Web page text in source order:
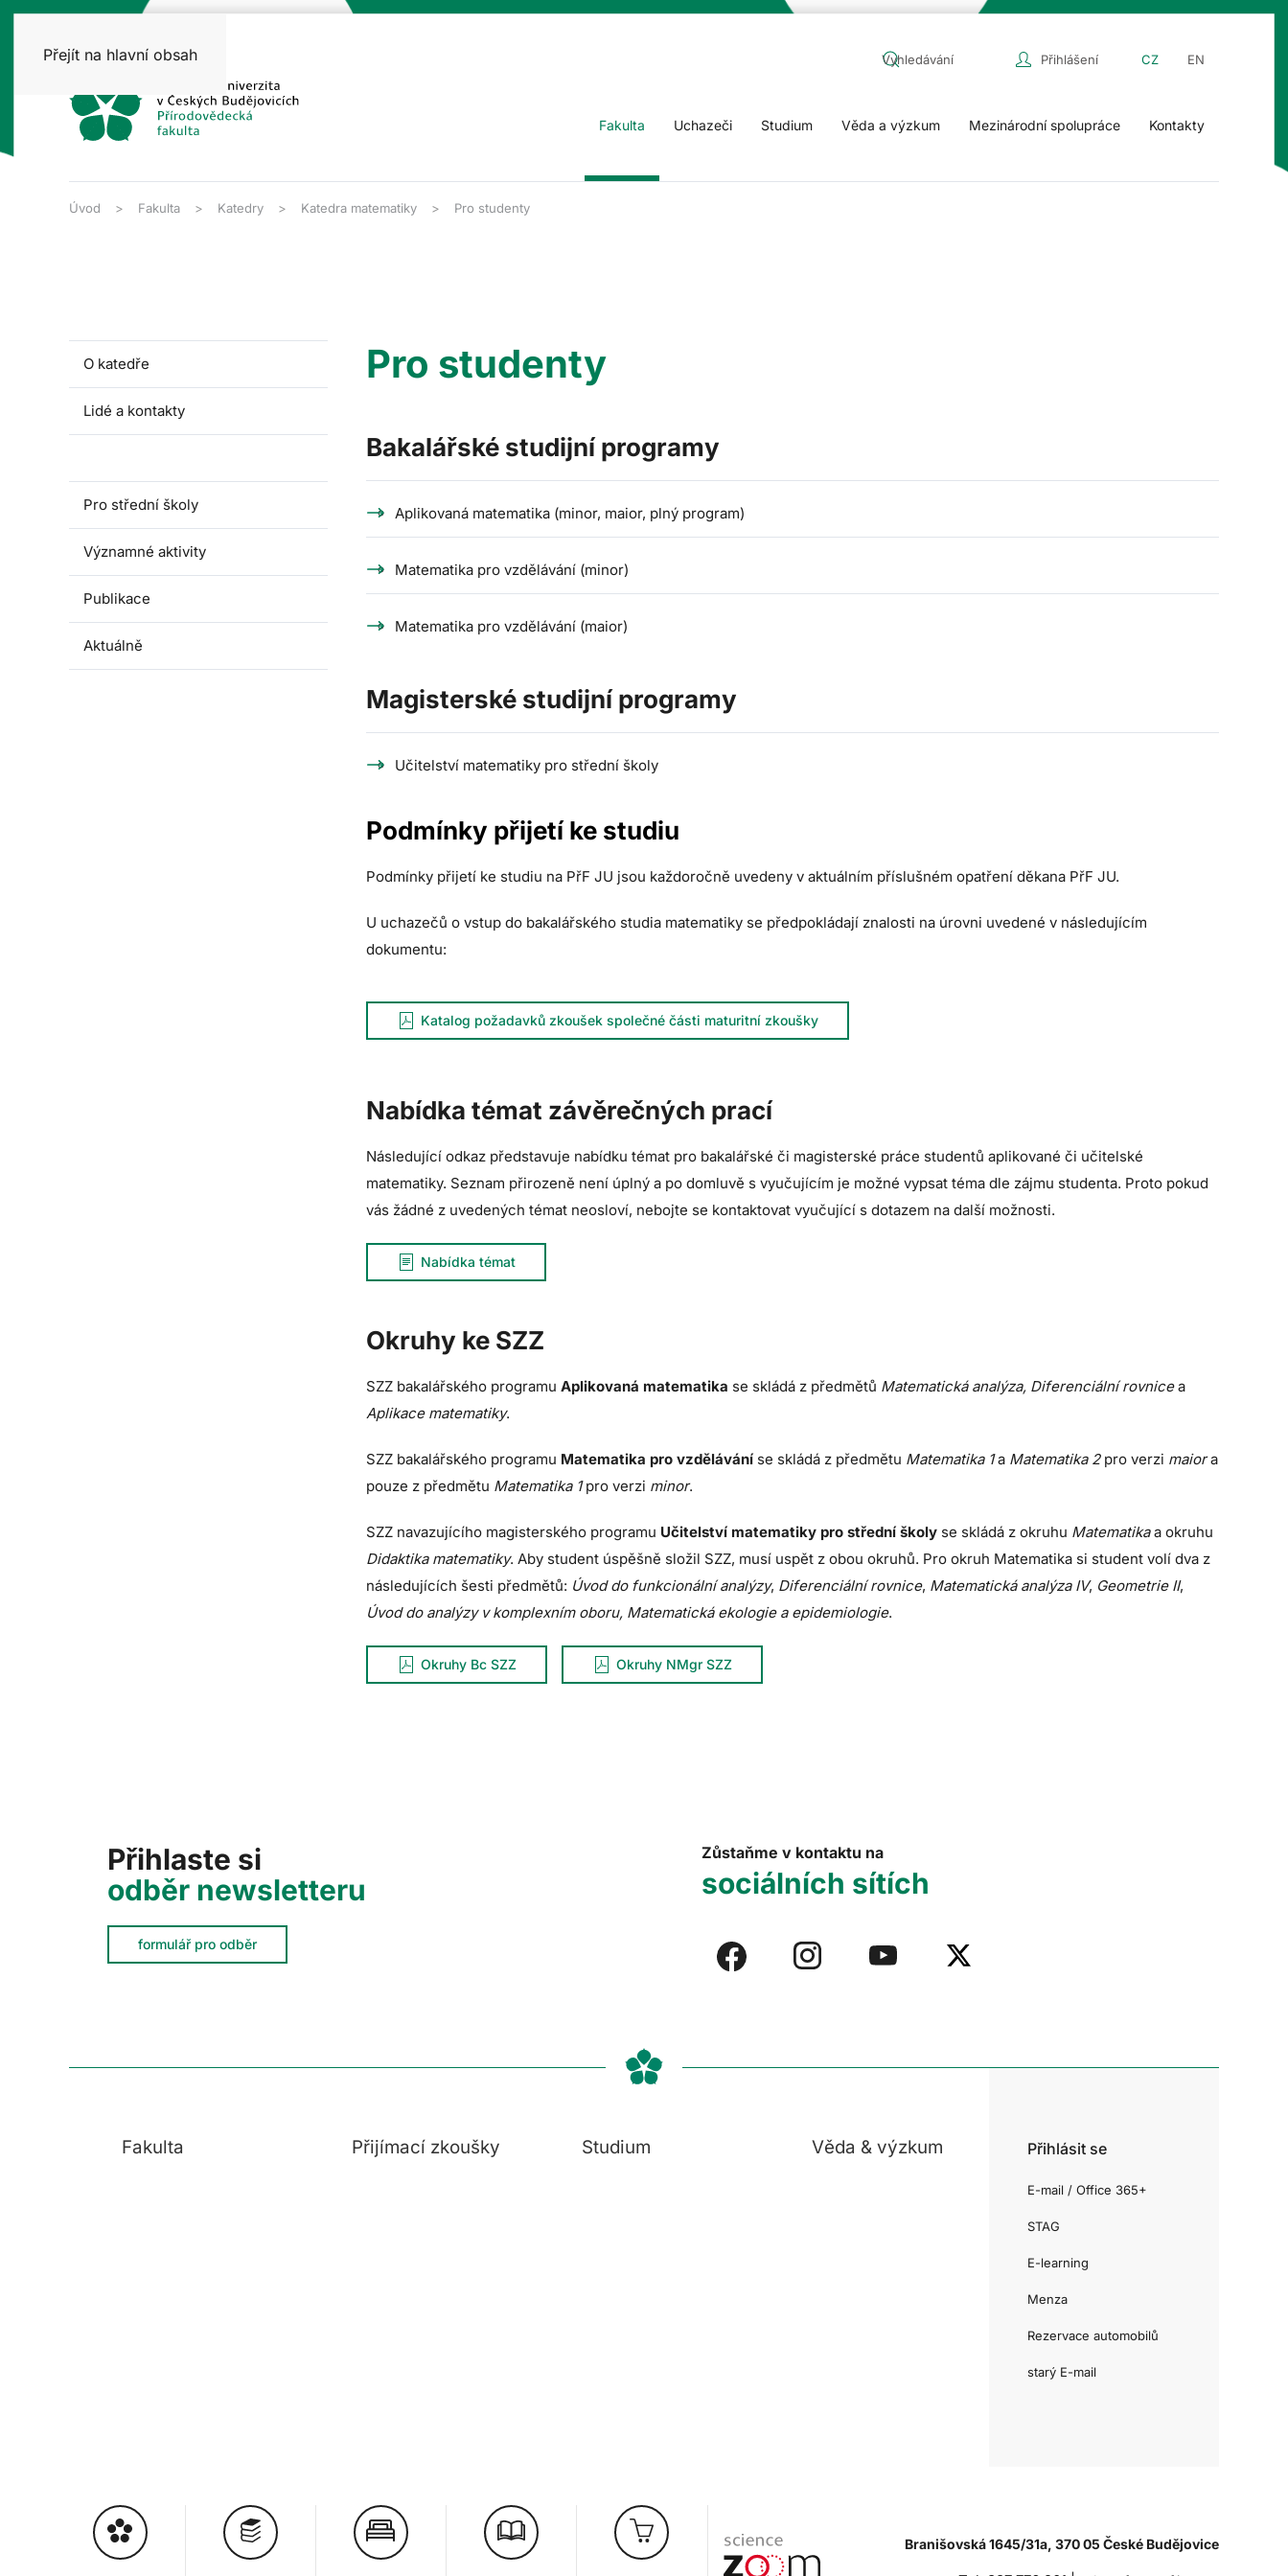
Přejít na hlavní obsah Přihlášení CZ EN
Fakulta Uchazeči Studium Věda a výzkum Mezinárodní spolupráce Kontakty
Úvod Fakulta Katedry Katedra matematiky Pro studenty
matematiky
O katedře
Lidé a kontakty
Pro střední školy
Významné aktivity
Publikace
Aktuálně
Pro studenty
Bakalářské studijní programy
Aplikovaná matematika (minor, maior, plný program)
Matematika pro vzdělávání (minor)
Matematika pro vzdělávání (maior)
Magisterské studijní programy
Učitelství matematiky pro střední školy
Podmínky přijetí ke studiu
Podmínky přijetí ke studiu na PřF JU jsou každoročně uvedeny v aktuálním příslušném opatření děkana PřF JU.
U uchazečů o vstup do bakalářského studia matematiky se předpokládají znalosti na úrovni uvedené v následujícím
dokumentu:
Katalog požadavků zkoušek společné části maturitní zkoušky
Nabídka témat závěrečných prací
Následující odkaz představuje nabídku témat pro bakalářské či magisterské práce studentů aplikované či učitelské
matematiky. Seznam přirozeně není úplný a po domluvě s vyučujícím je možné vypsat téma dle zájmu studenta. Proto pokud
vás žádné z uvedených témat neosloví, nebojte se kontaktovat vyučující s dotazem na další možnosti.
Nabídka témat
Okruhy ke SZZ
SZZ bakalářského programu Aplikovaná matematika se skládá z předmětů Matematická analýza, Diferenciální rovnicea
Aplikace matematiky.
SZZ bakalářského programu Matematika pro vzdělávání se skládá z předmětu Matematika 1a Matematika 2pro verzi maiora
pouze z předmětu Matematika 1pro verzi minor.
SZZ navazujícího magisterského programu Učitelství matematiky pro střední školy se skládá z okruhu Matematikaa okruhu
Didaktika matematiky. Aby student úspěšně složil SZZ, musí uspět z obou okruhů. Pro okruh Matematika si student volí dva z
následujících šesti předmětů: Úvod do funkcionální analýzy, Diferenciální rovnice, Matematická analýza IV, Geometrie II,
Úvod do analýzy v komplexním oboru, Matematická ekologie a epidemiologie.
Okruhy Bc SZZ Okruhy NMgr SZZ
Přihlaste si
odběr newsletteru
formulář pro odběr
Zůstaňme v kontaktu na
sociálních sítích
Fakulta Přijímací zkoušky Studium Věda & výzkum Přihlásit se
E-mail / Office 365+
STAG
E-learning
Menza
Rezervace automobilů
starý E-mail
Branišovská 1645/31a, 370 05 České Budějovice